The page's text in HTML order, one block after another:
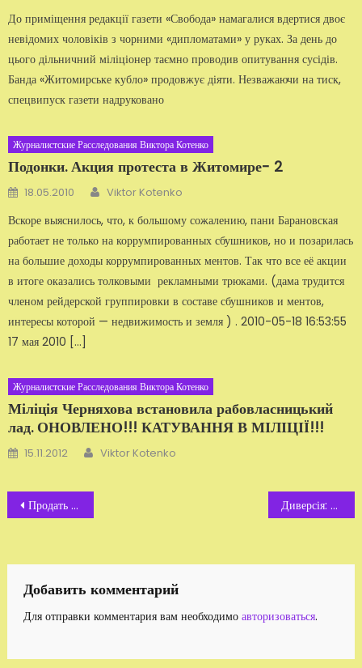
До приміщення редакції газети «Свобода» намагалися вдертися двоє
невідомих чоловіків з чорними «дипломатами» у руках. За день до
цього дільничний міліціонер таємно проводив опитування сусідів.
Банда «Житомирське кубло» продовжує діяти. Незважаючи на тиск,
спецвипуск газети надруковано
Журналистские Расследования Виктора Котенко
Подонки. Акция протеста в Житомире- 2
Добавлено
18.05.2010 Автор
Viktor Kotenko
Вскоре выяснилось, что, к большому сожалению, пани Барановская
работает не только на коррумпированных сбушников, но и позарилась
на большие доходы коррумпированных ментов. Так что все её акции
в итоге оказались толковыми рекламными трюками. (дама трудится
членом рейдерской группировки в составе сбушников и ментов,
интересы которой — недвижимость и земля ) . 2010-05-18 16:53:55
17 мая 2010 […]
Журналистские Расследования Виктора Котенко
Міліція Черняхова встановила рабовласницький
лад. ОНОВЛЕНО!!! КАТУВАННЯ В МІЛІЦІЇ!!!
Добавлено
15.11.2012 Автор
Viktor Kotenko
Навигация
записям
Продать ребёнка удалось ? Диверсія: Житомирський бронетанковий завод
Добавить комментарий
Для отправки комментария вам необходимо авторизоваться.